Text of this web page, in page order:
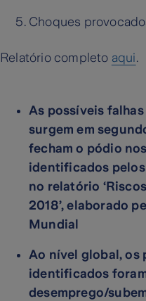
Choques
Relatório completo aqui.
As possíveis
surgem em
fecham o pódio
identificados
no relatório
2018’, elaborado
Mundial
Ao nível global, os
identificados
desemprego/